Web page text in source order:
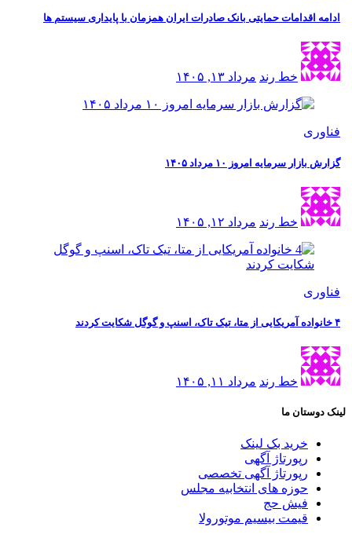
ادامه اقدامات حمایتی بانک صادرات ایران همزمان با پایداری سیستم ها
خط رند مرداد ۱۳, ۱۴۰۵
فناوری
گزارش بازار سرمایه امروز ۱۰ مرداد ۱۴۰۵
خط رند مرداد ۱۲, ۱۴۰۵
فناوری
۴ خانواده آمریکایی از متا، تیک تاک، اسنپ و گوگل شکایت کردند
خط رند مرداد ۱۱, ۱۴۰۵
لینک دوستان ما
خرید بک لینک
رپورتاژ آگهی
رپورتاژ آگهی تخصصی
حوزه های انتخابیه مجلس
فیش حج
قیمت بیسیم موتورولا